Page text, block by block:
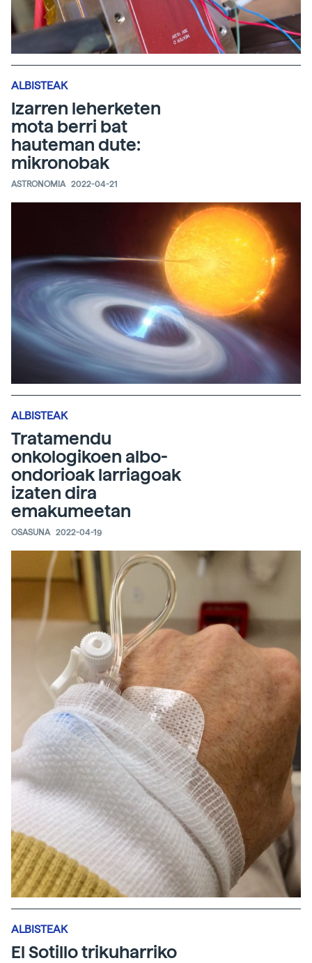
ALBISTEAK
Izarren leherketen
mota berri bat
hauteman dute:
mikronobak
ASTRONOMIA 2022-04-21
ALBISTEAK
Tratamendu
onkologikoen albo-
ondorioak larriagoak
izaten dira
emakumeetan
OSASUNA 2022-04-19
ALBISTEAK
El Sotillo trikuharriko